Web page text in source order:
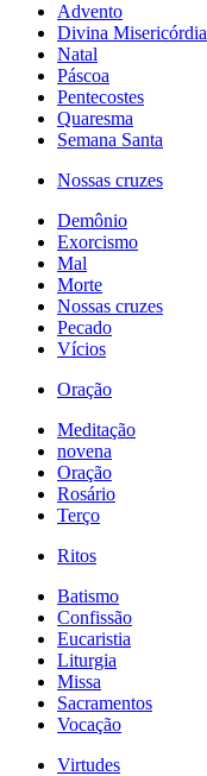
Advento
Divina Misericórdia
Natal
Páscoa
Pentecostes
Quaresma
Semana Santa
Nossas cruzes
Demônio
Exorcismo
Mal
Morte
Nossas cruzes
Pecado
Vícios
Oração
Meditação
novena
Oração
Rosário
Terço
Ritos
Batismo
Confissão
Eucaristia
Liturgia
Missa
Sacramentos
Vocação
Virtudes